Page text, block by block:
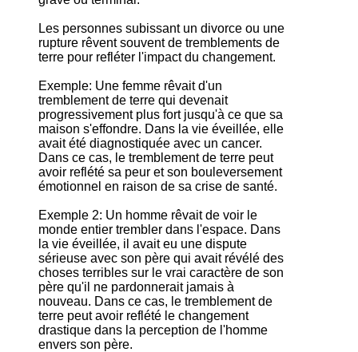
Les personnes subissant un divorce ou une
rupture rêvent souvent de tremblements de
terre pour refléter l'impact du changement.
Exemple: Une femme rêvait d'un
tremblement de terre qui devenait
progressivement plus fort jusqu'à ce que sa
maison s'effondre. Dans la vie éveillée, elle
avait été diagnostiquée avec un cancer.
Dans ce cas, le tremblement de terre peut
avoir reflété sa peur et son bouleversement
émotionnel en raison de sa crise de santé.
Exemple 2: Un homme rêvait de voir le
monde entier trembler dans l'espace. Dans
la vie éveillée, il avait eu une dispute
sérieuse avec son père qui avait révélé des
choses terribles sur le vrai caractère de son
père qu'il ne pardonnerait jamais à
nouveau. Dans ce cas, le tremblement de
terre peut avoir reflété le changement
drastique dans la perception de l'homme
envers son père.